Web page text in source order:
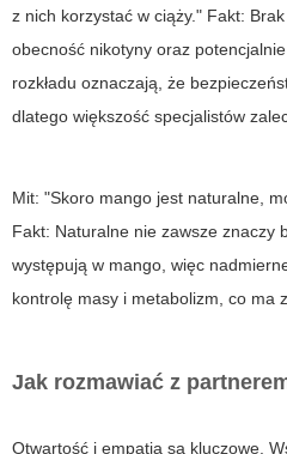
z nich korzystać w ciąży." Fakt:
obecność nikotyny oraz
rozkładu oznaczają, że
dlatego większość specjalistów
Mit: "Skoro mango jest naturalne,
Fakt: Naturalne nie zawsze znaczy
występują w mango, więc
kontrolę masy i metabolizm, co ma
Jak rozmawiać z
Otwartość i empatia są kluczowe.